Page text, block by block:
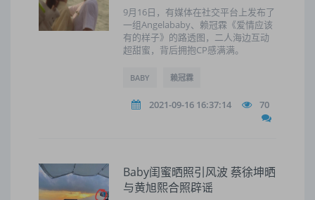
9月16日，有媒体在社交平台上发布了
一组Angelababy、赖冠霖《爱情应该
有的样子》的路透图，二人海边互动
超甜蜜，背后拥抱CP感满满。
BABY 赖冠霖
2021-09-16 16:37:14 70
Baby闺蜜晒照引风波 蔡徐坤晒
与黄旭熙合照辟谣